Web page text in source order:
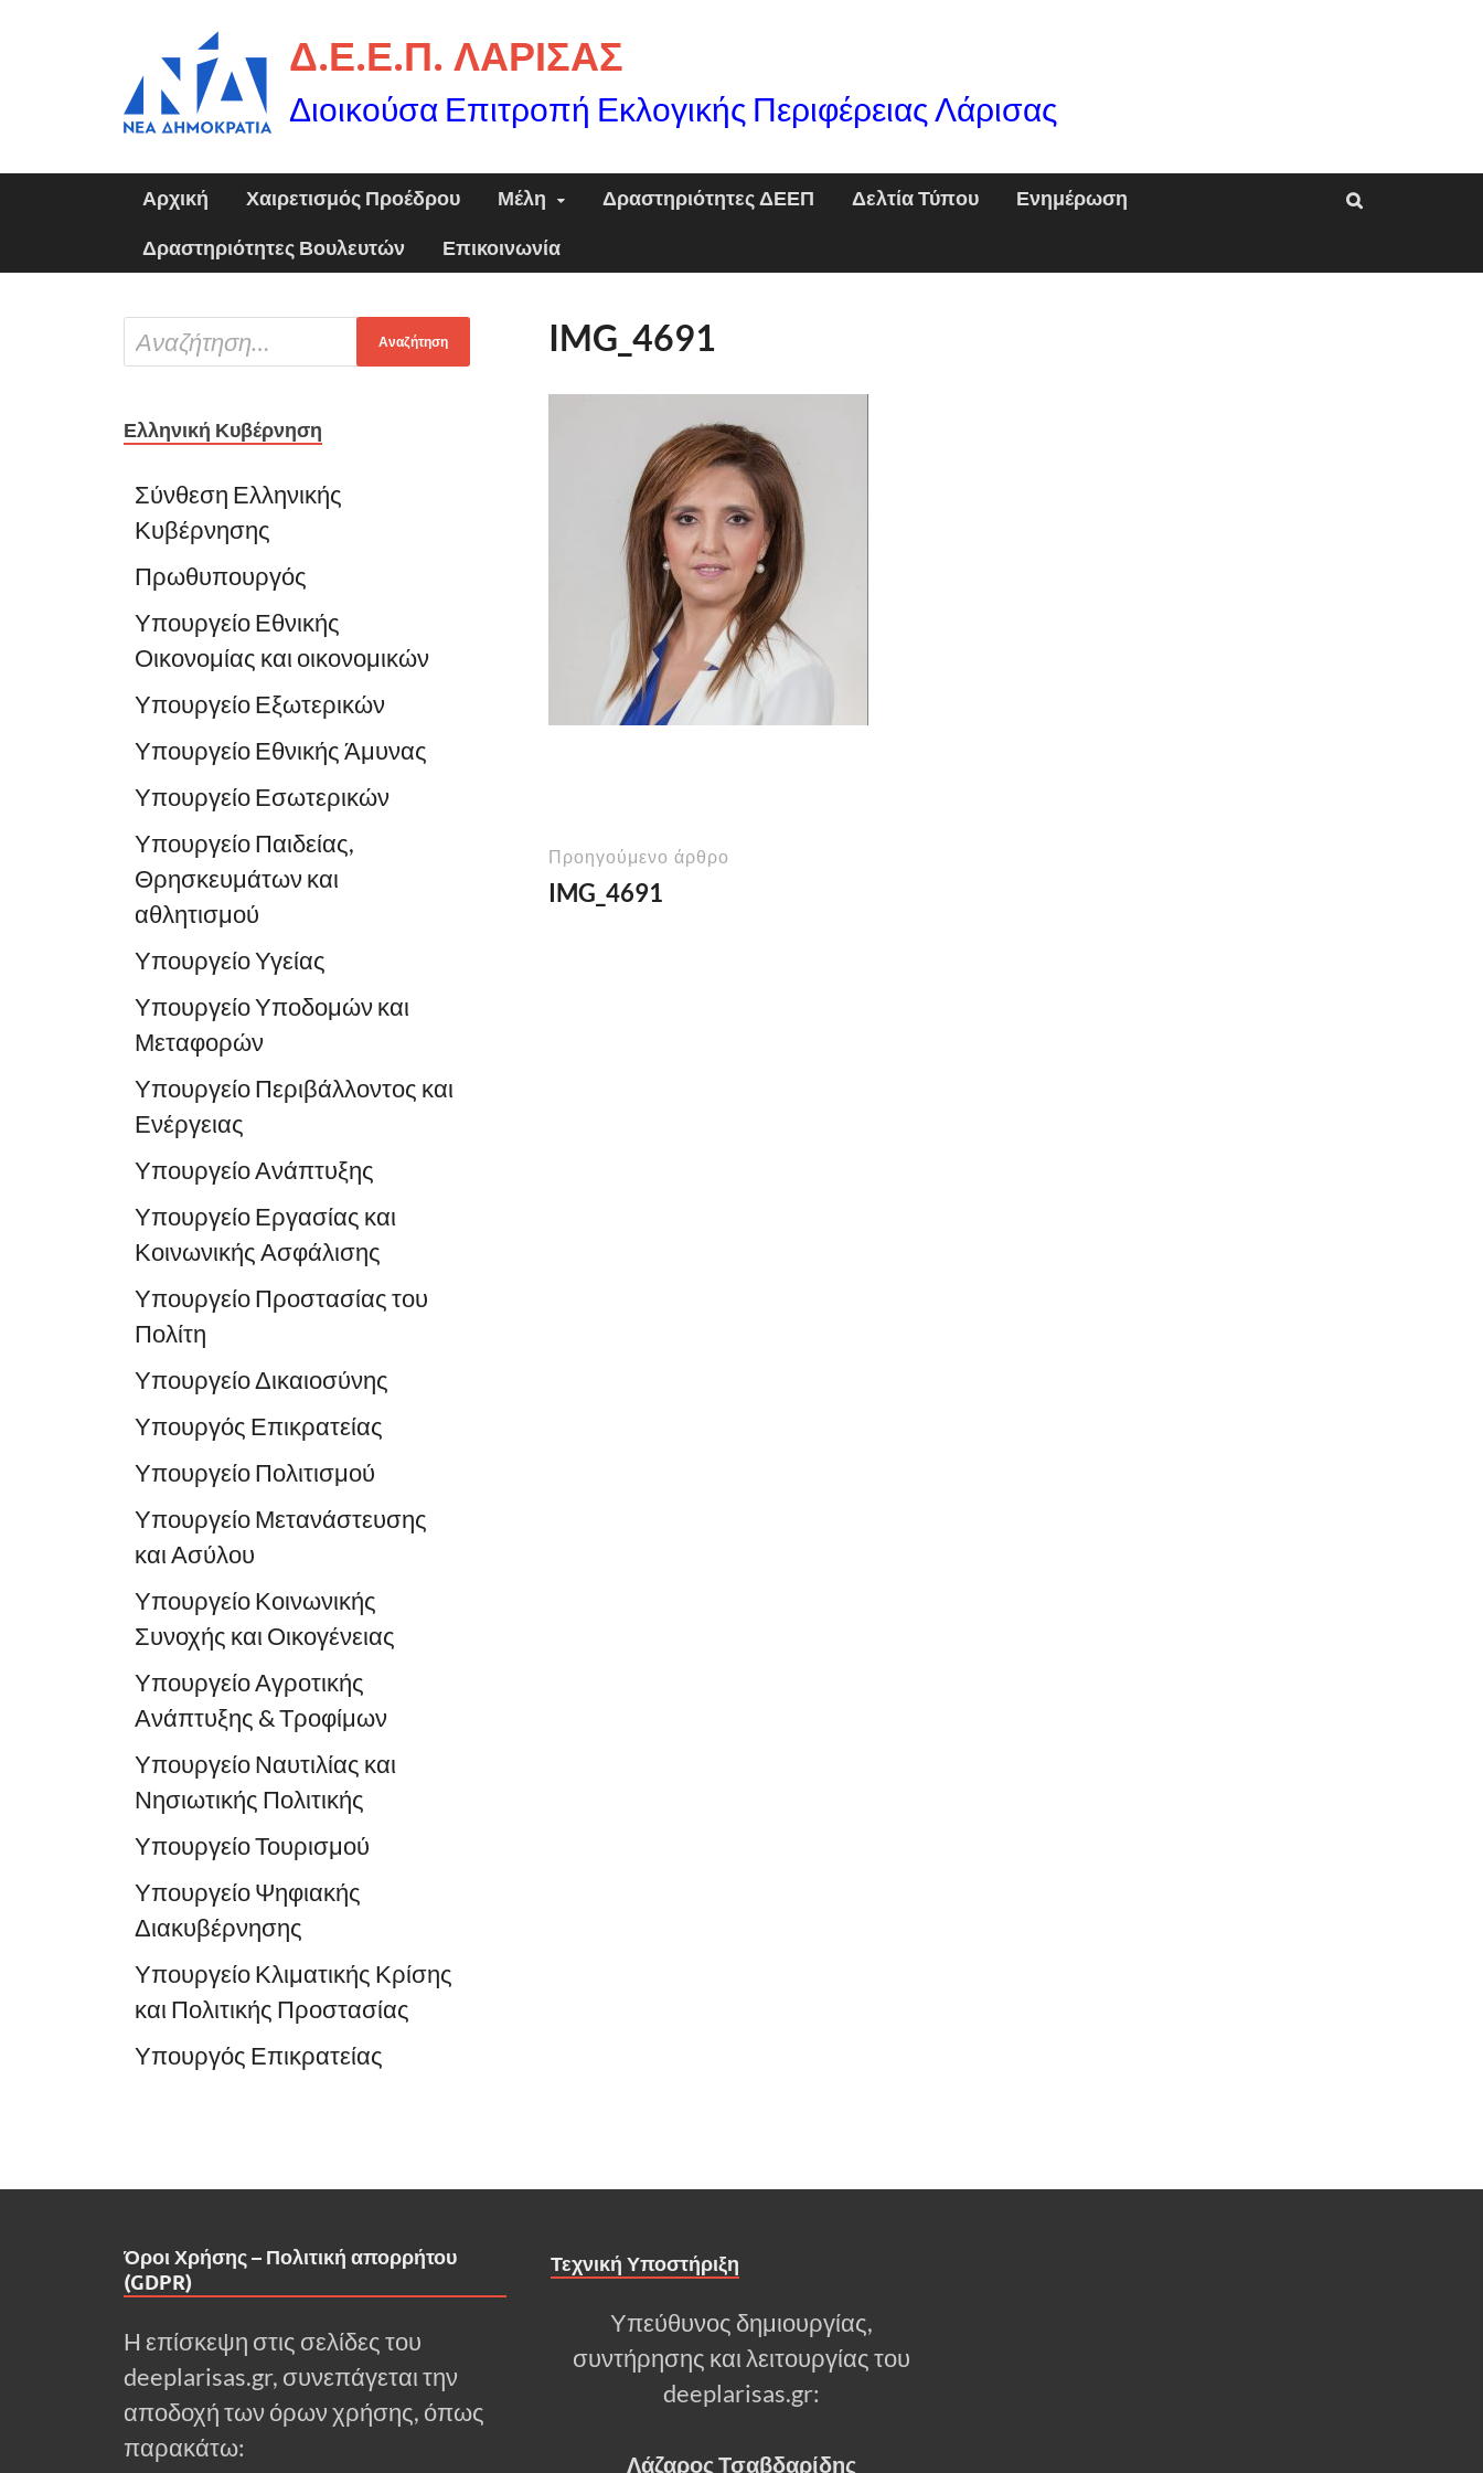
Δ.Ε.Ε.Π. ΛΑΡΙΣΑΣ
Διοικούσα Επιτροπή Εκλογικής Περιφέρειας Λάρισας
Αρχική Χαιρετισμός Προέδρου Μέλη Δραστηριότητες ΔΕΕΠ Δελτία Τύπου Ενημέρωση
Δραστηριότητες Βουλευτών Επικοινωνία
IMG_4691
Προηγούμενο άρθρο
IMG_4691
Ελληνική Κυβέρνηση
Σύνθεση Ελληνικής
Κυβέρνησης
Πρωθυπουργός
Υπουργείο Εθνικής
Οικονομίας και οικονομικών
Υπουργείο Εξωτερικών
Υπουργείο Εθνικής Άμυνας
Υπουργείο Εσωτερικών
Υπουργείο Παιδείας,
Θρησκευμάτων και
αθλητισμού
Υπουργείο Υγείας
Υπουργείο Υποδομών και
Μεταφορών
Υπουργείο Περιβάλλοντος και
Ενέργειας
Υπουργείο Ανάπτυξης
Υπουργείο Εργασίας και
Κοινωνικής Ασφάλισης
Υπουργείο Προστασίας του
Πολίτη
Υπουργείο Δικαιοσύνης
Υπουργός Επικρατείας
Υπουργείο Πολιτισμού
Υπουργείο Μετανάστευσης
και Ασύλου
Υπουργείο Κοινωνικής
Συνοχής και Οικογένειας
Υπουργείο Αγροτικής
Ανάπτυξης & Τροφίμων
Υπουργείο Ναυτιλίας και
Νησιωτικής Πολιτικής
Υπουργείο Τουρισμού
Υπουργείο Ψηφιακής
Διακυβέρνησης
Υπουργείο Κλιματικής Κρίσης
και Πολιτικής Προστασίας
Υπουργός Επικρατείας
Όροι Χρήσης – Πολιτική απορρήτου
(GDPR)
Η επίσκεψη στις σελίδες του
deeplarisas.gr, συνεπάγεται την
αποδοχή των όρων χρήσης, όπως
παρακάτω:
Τεχνική Υποστήριξη
Υπεύθυνος δημιουργίας,
συντήρησης και λειτουργίας του
deeplarisas.gr:
Λάζαρος Τσαβδαρίδης